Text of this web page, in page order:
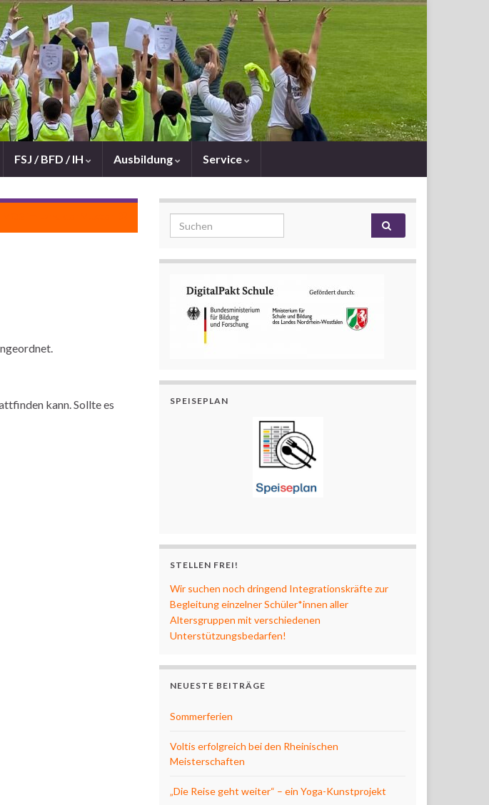
FSJ / BFD / IH Ausbildung Service
kann. Sollte es
Search for:
SPEISEPLAN
STELLEN FREI!
Wir suchen noch dringend Integrationskräfte zur
Begleitung einzelner Schüler*innen aller
Altersgruppen mit verschiedenen
Unterstützungsbedarfen!
NEUESTE BEITRÄGE
Sommerferien
Voltis erfolgreich bei den Rheinischen
Meisterschaften
„Die Reise geht weiter“ – ein Yoga-Kunstprojekt